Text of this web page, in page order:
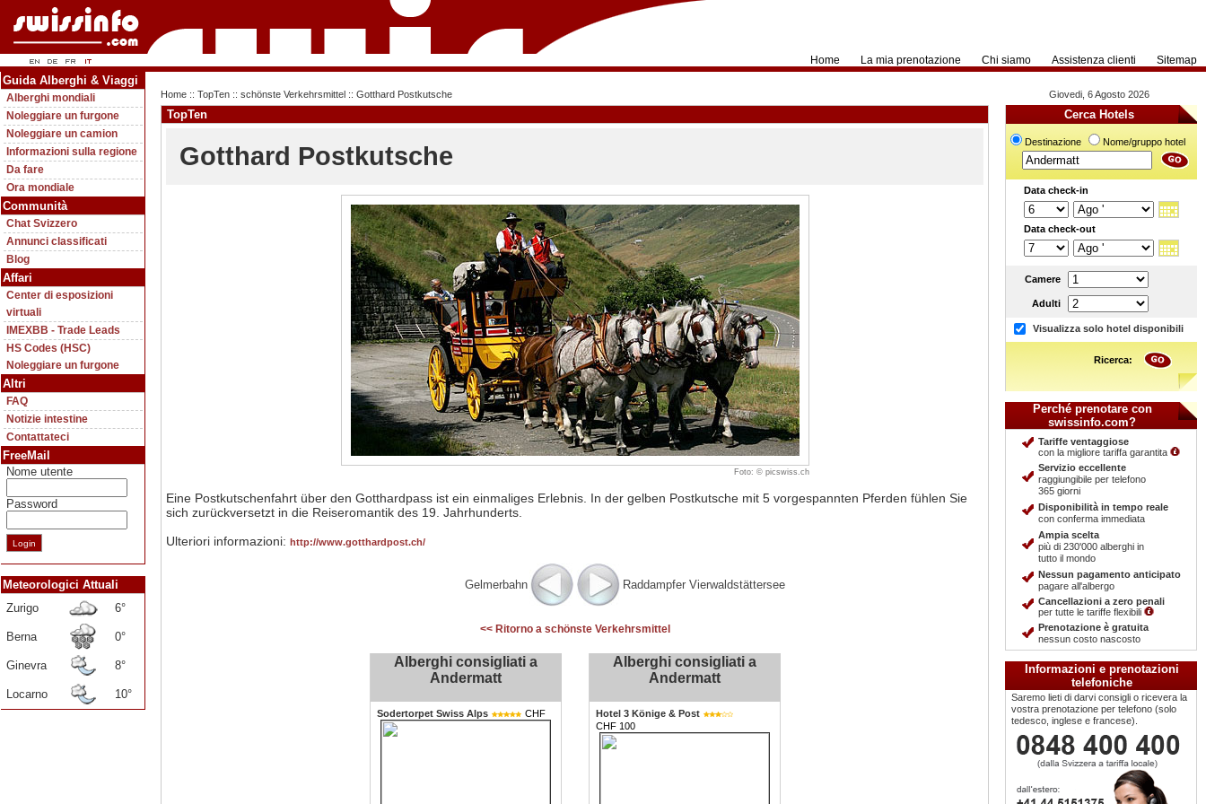
Home La mia prenotazione Chi siamo Assistenza clienti Sitemap
Guida Alberghi & Viaggi
Alberghi mondiali
Noleggiare un furgone
Noleggiare un camion
Informazioni sulla regione
Da fare
Ora mondiale
Communità
Chat Svizzero
Annunci classificati
Blog
Affari
Center di esposizioni
virtuali
IMEXBB - Trade Leads
HS Codes (HSC)
Noleggiare un furgone
Altri
FAQ
Notizie intestine
Contattateci
FreeMail
Nome utente
Password
Meteorologici Attuali
Zurigo
6°
Berna 0°
Ginevra 8°
Locarno 10°
Home :: TopTen :: schönste Verkehrsmittel :: Gotthard Postkutsche
TopTen
Gotthard Postkutsche
Foto: © picswiss.ch
Eine Postkutschenfahrt über den Gotthardpass ist ein einmaliges Erlebnis. In der gelben Postkutsche mit 5 vorgespannten Pferden fühlen Sie
sich zurückversetzt in die Reiseromantik des 19. Jahrhunderts.
Ulteriori informazioni: http://www.gotthardpost.ch/
Gelmerbahn Raddampfer Vierwaldstättersee
<< Ritorno a schönste Verkehrsmittel
Alberghi consigliati a
Andermatt
Sodertorpet Swiss Alps CHF
Alberghi consigliati a
Andermatt
Hotel 3 Könige & Post
CHF 100
Giovedi, 6 Agosto 2026
Cerca Hotels
Destinazione Nome/gruppo hotel
Data check-in
Data check-out
Camere
Adulti
Visualizza solo hotel disponibili
Ricerca:
Perché prenotare con
swissinfo.com?
Tariffe ventaggiose
con la migliore tariffa garantita
Servizio eccellente
raggiungibile per telefono
365 giorni
Disponibilità in tempo reale
con conferma immediata
Ampia scelta
più di 230'000 alberghi in
tutto il mondo
Nessun pagamento anticipato
pagare all'albergo
Cancellazioni a zero penali
per tutte le tariffe flexibili
Prenotazione è gratuita
nessun costo nascosto
Informazioni e prenotazioni
telefoniche
Saremo lieti di darvi consigli o ricevera la
vostra prenotazione per telefono (solo
tedesco, inglese e francese).